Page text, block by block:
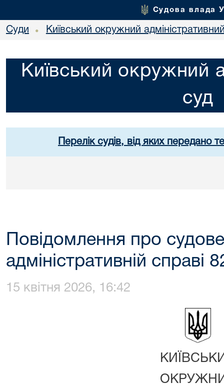
Судова влада
Суди • Київський окружний
Київський окружний
суд
Перелік судів, від яких передано
Повідомлення про
адміністративній справі
15 квітня 2026, 16:42